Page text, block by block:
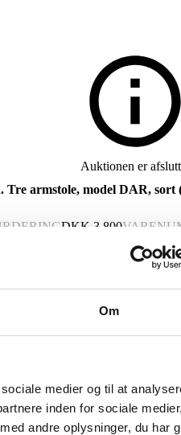
Om
medier og til at
inden for sociale
andre oplysninger, du har
Auktionen er
Tre armstole, model DAR, sort
DKK 3.800
med skaller af sort polypropylen.